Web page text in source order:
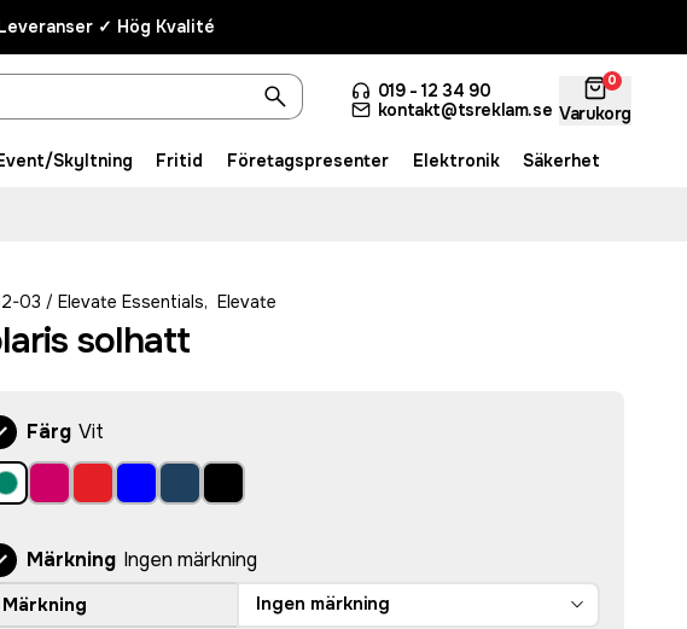
✓ Hög Kvalité
019 - 12 34 90
kontakt@tsreklam.se
0
Varukorg
Skyltning Fritid Företagspresenter Elektronik Säkerhet
03 / Elevate Essentials, Elevate
solhatt
Färg Vit
Märkning Ingen märkning
Märkning Ingen märkning